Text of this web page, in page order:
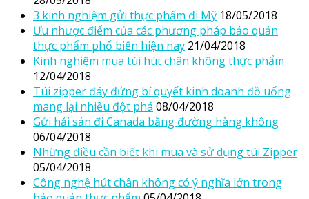
3 kinh nghiệm gửi thực phẩm đi Mỹ 18/05/2018
Ưu nhược điểm của các phương pháp bảo quản
thực phẩm phổ biến hiện nay 21/04/2018
Kinh nghiệm mua túi hút chân không thực phẩm
12/04/2018
Túi zipper đáy đứng bí quyết kinh doanh đồ uống
mang lại nhiều đột phá 08/04/2018
Gửi hải sản đi Canada bằng đường hàng không
06/04/2018
Những điều cần biết khi mua và sử dụng túi Zipper
05/04/2018
Công nghệ hút chân không có ý nghĩa lớn trong